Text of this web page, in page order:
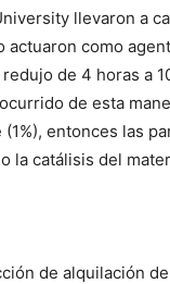
llevaron a
como
de 4 horas a
de esta
entonces las
la catálisis del
de alquilación